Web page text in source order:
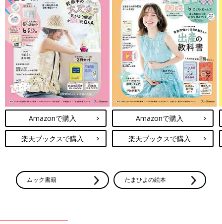
Amazonで購入
楽天ブックスで購入
Amazonで購入
楽天ブックスで購入
ムック書籍 たまひよの絵本